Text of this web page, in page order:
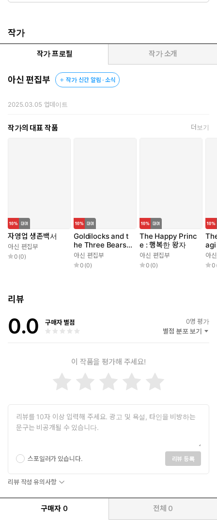
작가
작가 프로필 작가 소개
아신 편집부 작가 신간 알림 · 소식
2025.03.05 업데이트
작가의 대표 작품 더보기
자영업 생존백서
아신 편집부
0 (0)
Goldilocks and t
he Three Bears :
골디락스와 곰 세
마리
아신 편집부
0 (0)
The Happy Princ
e : 행복한 왕자
아신 편집부
0 (0)
agi
선
아
0
리뷰
0.0 구매자 별점 0명 평가
별점 분포 보기
이 작품을 평가해 주세요!
스포일러가 있습니다. 리뷰 등록
리뷰 작성 유의사항
구매자 0 전체 0